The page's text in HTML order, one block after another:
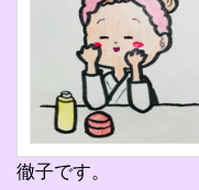
徹子です。